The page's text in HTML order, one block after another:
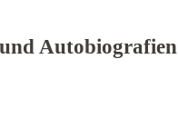
Autobiografien